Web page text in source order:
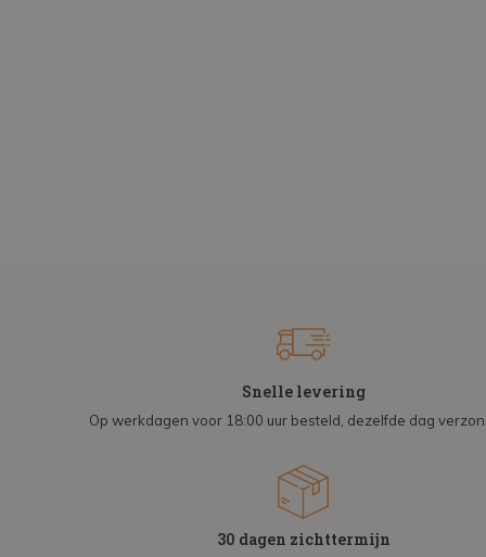
Snelle levering
Op werkdagen voor 18:00 uur besteld, dezelfde dag
30 dagen zichttermijn